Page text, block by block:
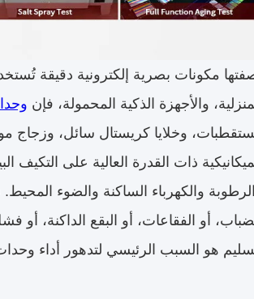
مكونات بصرية إلكترونية دقيقة
والأجهزة الذكية المحمولة، فإن
ذات القدرة العالية على
والكهرباء الساكنة والضوء
أو الفقاعات، أو البقع الداكنة،
هو السبب الرئيسي لتدهور أداء